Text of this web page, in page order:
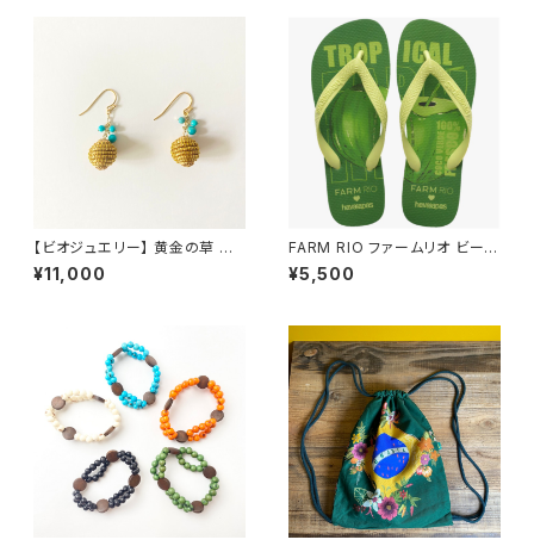
【ビオジュエリー】 黄金の草 カッ
ピンドウラード ピアス＆イヤリ
ング スパイラルボール ターコ
¥11,000
FARM RIO ファームリオ ビーチ
サンダル Havaianas Tropical
Coco
¥5,500